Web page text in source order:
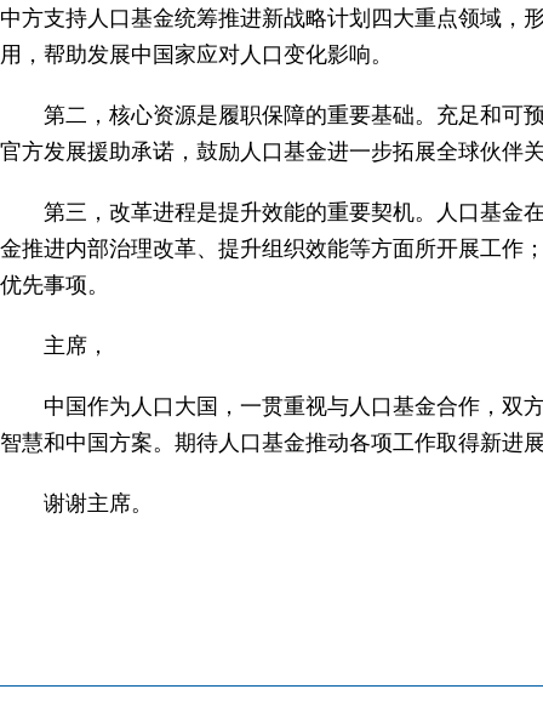
中方支持人口基金统筹推进新战略计划四大重点领域，
用，帮助发展中国家应对人口变化影响。
第二，核心资源是履职保障的重要基础。充足和可
官方发展援助承诺，鼓励人口基金进一步拓展全球伙伴
第三，改革进程是提升效能的重要契机。人口基金
金推进内部治理改革、提升组织效能等方面所开展工作
优先事项。
主席，
中国作为人口大国，一贯重视与人口基金合作，双
智慧和中国方案。期待人口基金推动各项工作取得新进
谢谢主席。